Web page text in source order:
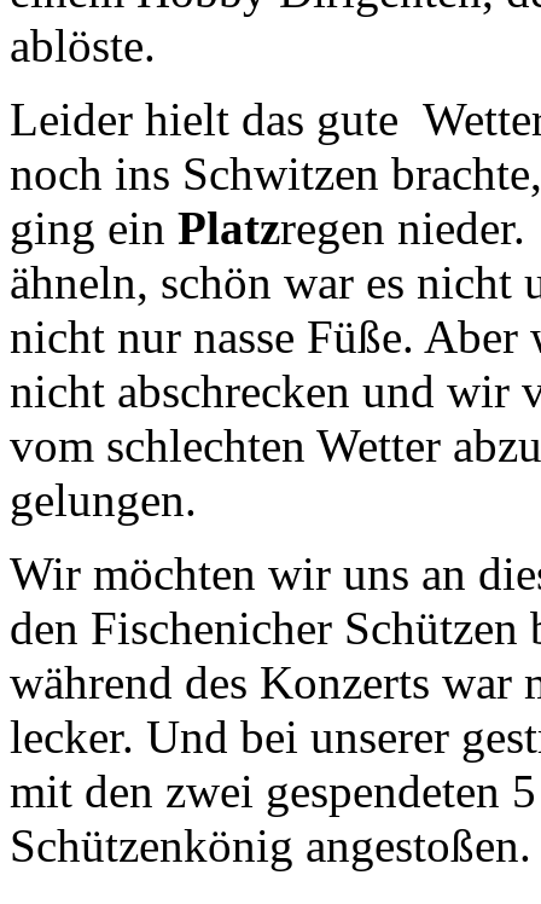
ablöste.
Leider hielt das gute
noch ins Schwitzen
ging ein Platzregen
ähneln, schön war es nicht
nicht nur nasse Füße.
nicht abschrecken und wir
vom schlechten Wetter
gelungen.
Wir möchten wir uns an
den Fischenicher
während des Konzerts war
lecker. Und bei unserer
mit den zwei gespendeten
Schützenkönig angestoßen.